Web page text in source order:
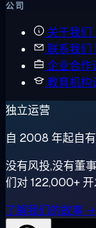
公司
关于我们
联系我们
企业合作
教育机构
独立运营
自 2008 年起自
没有风投,没有董
们对 122,000+ 开
了解我们的故事 →